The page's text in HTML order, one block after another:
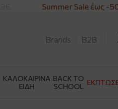
Summer Sale έως -
Brands B2B
ΚΑΛΟΚΑΙΡΙΝΑ
ΕΙΔΗ
BACK TO
SCHOOL